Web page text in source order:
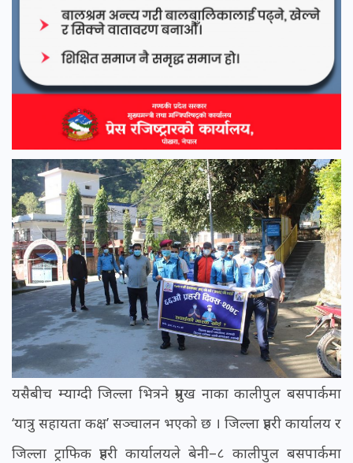
यसैबीच म्याग्दी जिल्ला भित्रने प्रमुख नाका कालीपुल बसपार्कमा
‘यात्रु सहायता कक्ष’ सञ्चालन भएको छ । जिल्ला प्रहरी कार्यालय र
जिल्ला ट्राफिक प्रहरी कार्यालयले बेनी–८ कालीपुल बसपार्कमा